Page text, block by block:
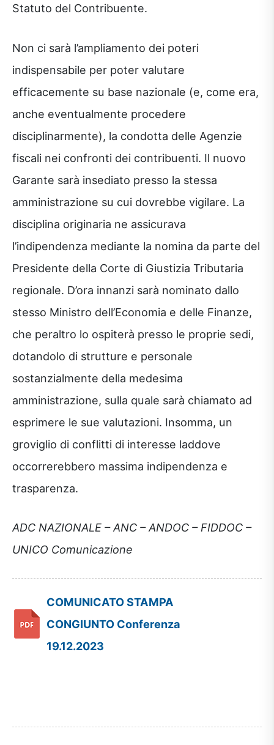
Statuto del Contribuente.
Non ci sarà l’ampliamento dei poteri
indispensabile per poter valutare
efficacemente su base nazionale (e, come era,
anche eventualmente procedere
disciplinarmente), la condotta delle Agenzie
fiscali nei confronti dei contribuenti. Il nuovo
Garante sarà insediato presso la stessa
amministrazione su cui dovrebbe vigilare. La
disciplina originaria ne assicurava
l’indipendenza mediante la nomina da parte del
Presidente della Corte di Giustizia Tributaria
regionale. D’ora innanzi sarà nominato dallo
stesso Ministro dell’Economia e delle Finanze,
che peraltro lo ospiterà presso le proprie sedi,
dotandolo di strutture e personale
sostanzialmente della medesima
amministrazione, sulla quale sarà chiamato ad
esprimere le sue valutazioni. Insomma, un
groviglio di conflitti di interesse laddove
occorrerebbero massima indipendenza e
trasparenza.
ADC NAZIONALE – ANC – ANDOC – FIDDOC –
UNICO Comunicazione
COMUNICATO STAMPA
CONGIUNTO Conferenza
19.12.2023